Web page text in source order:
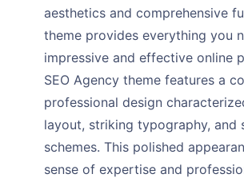
aesthetics and comprehensive
theme provides everything you
impressive and effective online
SEO Agency theme features a
professional design
layout, striking typography, and
schemes. This polished
sense of expertise and